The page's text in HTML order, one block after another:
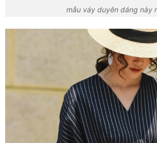
mẫu váy duyên dáng này